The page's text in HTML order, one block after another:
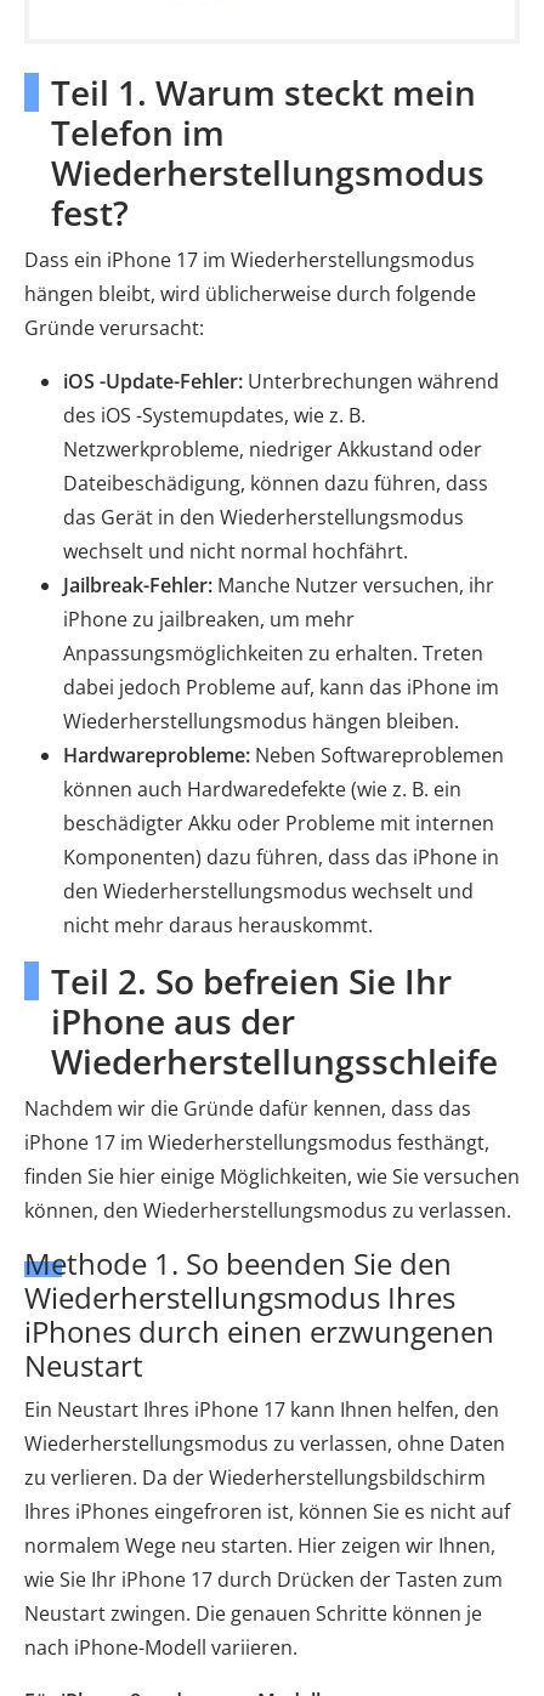
Teil 1. Warum steckt mein
Telefon im
Wiederherstellungsmodus
fest?
Dass ein iPhone 17 im Wiederherstellungsmodus
hängen bleibt, wird üblicherweise durch folgende
Gründe verursacht:
iOS -Update-Fehler: Unterbrechungen während
des iOS -Systemupdates, wie z. B.
Netzwerkprobleme, niedriger Akkustand oder
Dateibeschädigung, können dazu führen, dass
das Gerät in den Wiederherstellungsmodus
wechselt und nicht normal hochfährt.
Jailbreak-Fehler: Manche Nutzer versuchen, ihr
iPhone zu jailbreaken, um mehr
Anpassungsmöglichkeiten zu erhalten. Treten
dabei jedoch Probleme auf, kann das iPhone im
Wiederherstellungsmodus hängen bleiben.
Hardwareprobleme: Neben Softwareproblemen
können auch Hardwaredefekte (wie z. B. ein
beschädigter Akku oder Probleme mit internen
Komponenten) dazu führen, dass das iPhone in
den Wiederherstellungsmodus wechselt und
nicht mehr daraus herauskommt.
Teil 2. So befreien Sie Ihr
iPhone aus der
Wiederherstellungsschleife
Nachdem wir die Gründe dafür kennen, dass das
iPhone 17 im Wiederherstellungsmodus festhängt,
finden Sie hier einige Möglichkeiten, wie Sie versuchen
können, den Wiederherstellungsmodus zu verlassen.
Methode 1. So beenden Sie den
Wiederherstellungsmodus Ihres
iPhones durch einen erzwungenen
Neustart
Ein Neustart Ihres iPhone 17 kann Ihnen helfen, den
Wiederherstellungsmodus zu verlassen, ohne Daten
zu verlieren. Da der Wiederherstellungsbildschirm
Ihres iPhones eingefroren ist, können Sie es nicht auf
normalem Wege neu starten. Hier zeigen wir Ihnen,
wie Sie Ihr iPhone 17 durch Drücken der Tasten zum
Neustart zwingen. Die genauen Schritte können je
nach iPhone-Modell variieren.